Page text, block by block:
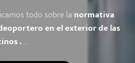
todo sobre la normativa
en el exterior de las
.. .